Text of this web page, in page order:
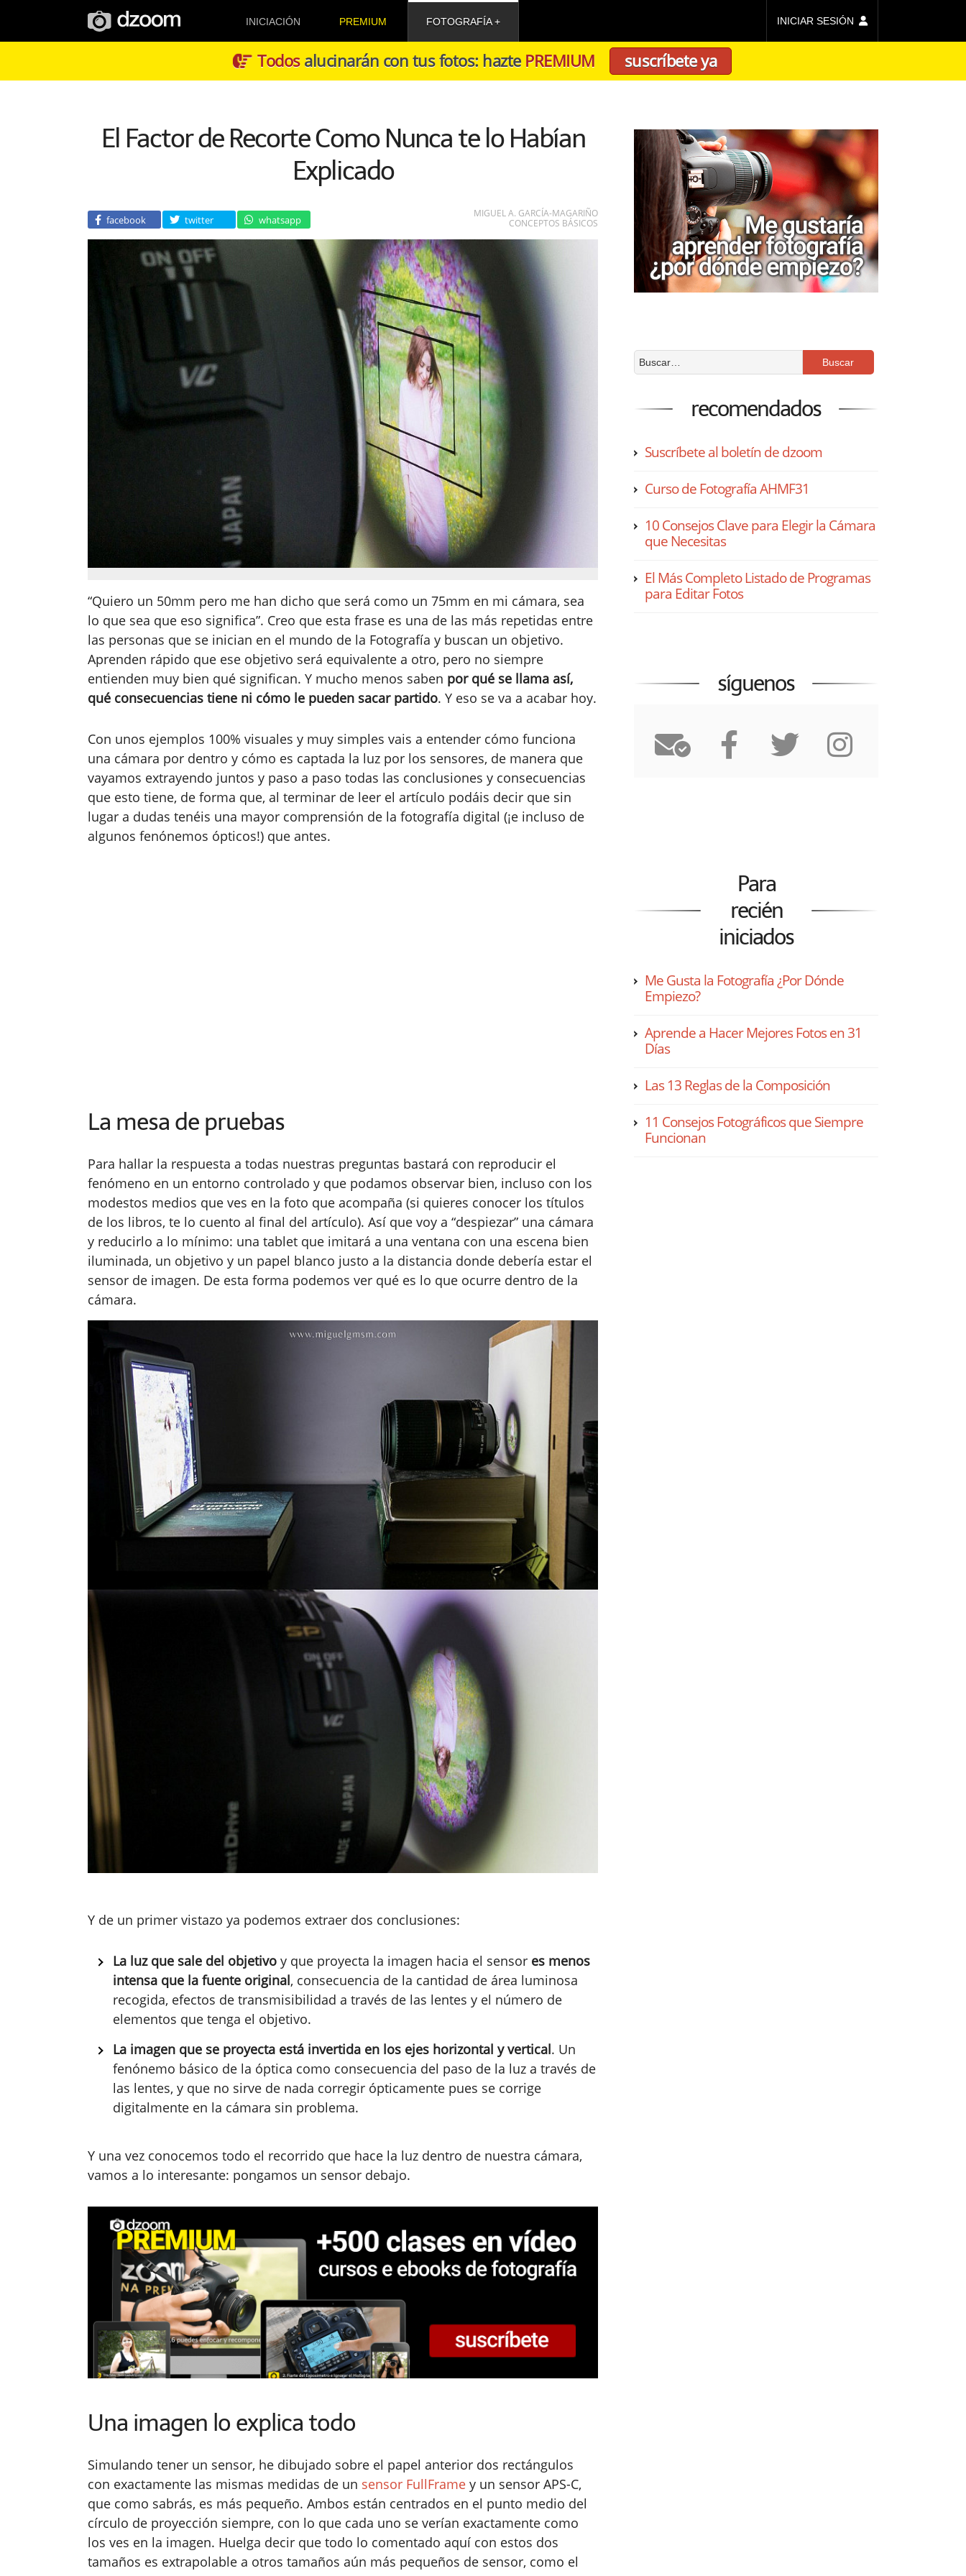
INICIACIÓN PREMIUM FOTOGRAFÍA INICIAR SESIÓN
Todosalucinarán con tus fotos: hazte PREMIUM suscríbete ya
El Factor de Recorte Como Nunca te lo Habían
Explicado
facebook twitter whatsapp
MIGUEL A. GARCÍA-MAGARIÑO
CONCEPTOS BÁSICOS
“Quiero un 50mm pero me han dicho que será como un 75mm en mi cámara, sea
lo que sea que eso significa”. Creo que esta frase es una de las más repetidas entre
las personas que se inician en el mundo de la Fotografía y buscan un objetivo.
Aprenden rápido que ese objetivo será equivalente a otro, pero no siempre
entienden muy bien qué significan. Y mucho menos saben por qué se llama así,
qué consecuencias tiene ni cómo le pueden sacar partido. Y eso se va a acabar hoy.
Con unos ejemplos 100% visuales y muy simples vais a entender cómo funciona
una cámara por dentro y cómo es captada la luz por los sensores, de manera que
vayamos extrayendo juntos y paso a paso todas las conclusiones y consecuencias
que esto tiene, de forma que, al terminar de leer el artículo podáis decir que sin
lugar a dudas tenéis una mayor comprensión de la fotografía digital (¡e incluso de
algunos fenónemos ópticos!) que antes.
La mesa de pruebas
Para hallar la respuesta a todas nuestras preguntas bastará con reproducir el
fenómeno en un entorno controlado y que podamos observar bien, incluso con los
modestos medios que ves en la foto que acompaña (si quieres conocer los títulos
de los libros, te lo cuento al final del artículo). Así que voy a “despiezar” una cámara
y reducirlo a lo mínimo: una tablet que imitará a una ventana con una escena bien
iluminada, un objetivo y un papel blanco justo a la distancia donde debería estar el
sensor de imagen. De esta forma podemos ver qué es lo que ocurre dentro de la
cámara.
Y de un primer vistazo ya podemos extraer dos conclusiones:
La luz que sale del objetivo y que proyecta la imagen hacia el sensor es menos
intensa que la fuente original, consecuencia de la cantidad de área luminosa
recogida, efectos de transmisibilidad a través de las lentes y el número de
elementos que tenga el objetivo.
La imagen que se proyecta está invertida en los ejes horizontal y vertical. Un
fenónemo básico de la óptica como consecuencia del paso de la luz a través de
las lentes, y que no sirve de nada corregir ópticamente pues se corrige
digitalmente en la cámara sin problema.
Y una vez conocemos todo el recorrido que hace la luz dentro de nuestra cámara,
vamos a lo interesante: pongamos un sensor debajo.
Una imagen lo explica todo
Simulando tener un sensor, he dibujado sobre el papel anterior dos rectángulos
con exactamente las mismas medidas de un sensor FullFrame y un sensor APS-C,
que como sabrás, es más pequeño. Ambos están centrados en el punto medio del
círculo de proyección siempre, con lo que cada uno se verían exactamente como
los ves en la imagen. Huelga decir que todo lo comentado aquí con estos dos
tamaños es extrapolable a otros tamaños aún más pequeños de sensor, como el
recomendados
Suscríbete al boletín de dzoom
Curso de Fotografía AHMF31
10 Consejos Clave para Elegir la Cámara
que Necesitas
El Más Completo Listado de Programas
para Editar Fotos
síguenos
Para
recién
iniciados
Me Gusta la Fotografía ¿Por Dónde
Empiezo?
Aprende a Hacer Mejores Fotos en 31
Días
Las 13 Reglas de la Composición
11 Consejos Fotográficos que Siempre
Funcionan